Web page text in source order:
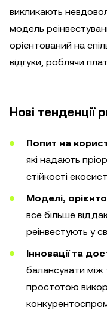
викликають
модель
орієнтований на
відгуки, роблячи
Нові тенденції
Попит на
які надають
стійкості
Моделі,
все більше
реінвестують у
Інновації та
балансувати між
простотою